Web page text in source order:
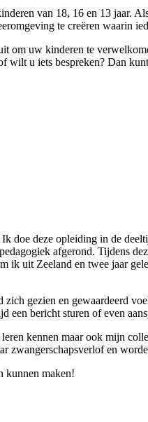
van 18, 16 en 13 jaar.
te creëren waarin
uw kinderen te
u iets bespreken? Dan
doe deze opleiding in de
afgerond. Tijdens
uit Zeeland en twee jaar
gezien en gewaardeerd
bericht sturen of even
kennen maar ook mijn
zwangerschapsverlof en
kunnen maken!